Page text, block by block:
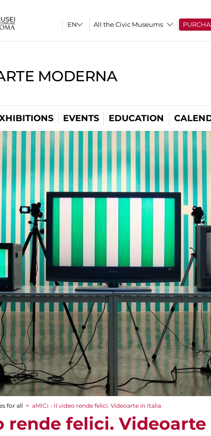
All the Civic Museums
MODERNA
EVENTS EDUCATION
for all > aMICi - Il video rende felici. Videoarte in Italia
rende felici.